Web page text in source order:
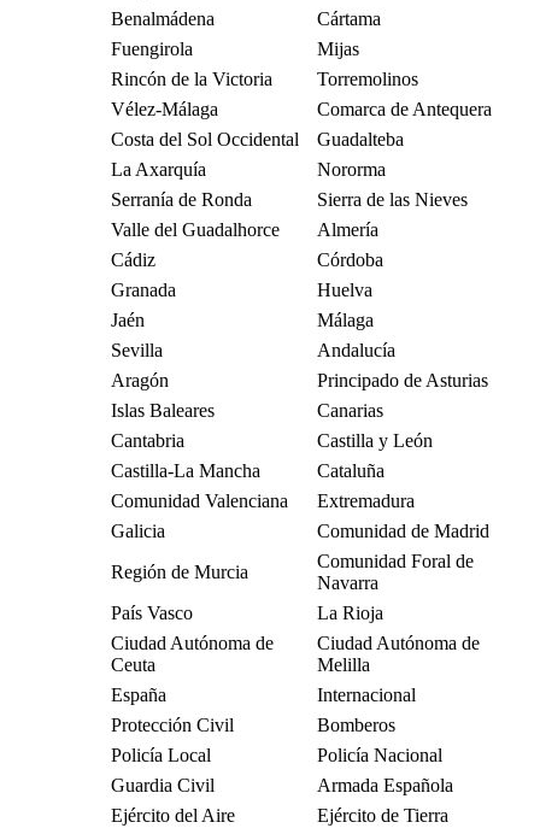
Benalmádena
Cártama
Fuengirola
Mijas
Rincón de la Victoria
Torremolinos
Vélez-Málaga
Comarca de Antequera
Costa del Sol Occidental
Guadalteba
La Axarquía
Nororma
Serranía de Ronda
Sierra de las Nieves
Valle del Guadalhorce
Almería
Cádiz
Córdoba
Granada
Huelva
Jaén
Málaga
Sevilla
Andalucía
Aragón
Principado de Asturias
Islas Baleares
Canarias
Cantabria
Castilla y León
Castilla-La Mancha
Cataluña
Comunidad Valenciana
Extremadura
Galicia
Comunidad de Madrid
Región de Murcia
Comunidad Foral de
Navarra
País Vasco
La Rioja
Ciudad Autónoma de
Ceuta
Ciudad Autónoma de
Melilla
España
Internacional
Protección Civil
Bomberos
Policía Local
Policía Nacional
Guardia Civil
Armada Española
Ejército del Aire
Ejército de Tierra